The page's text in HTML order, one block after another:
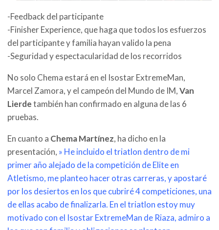
-Feedback del participante
-Finisher Experience, que haga que todos los esfuerzos
del participante y familia hayan valido la pena
-Seguridad y espectacularidad de los recorridos
No solo Chema estará en el Isostar ExtremeMan,
Marcel Zamora, y el campeón del Mundo de IM,Van
Lierdetambién han confirmado en alguna de las 6
pruebas.
En cuanto a Chema Martínez, ha dicho en la
presentación, » He incluido el triatlon dentro de mi
primer año alejado de la competición de Elite en
Atletismo, me planteo hacer otras carreras, y apostaré
por los desiertos en los que cubriré 4 competiciones, una
de ellas acabo de finalizarla. En el triatlon estoy muy
motivado con el Isostar ExtremeMan de Riaza, admiro a